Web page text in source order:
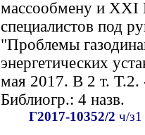
массообмену и ХХI
специалистов под
"Проблемы
энергетических
мая 2017. В 2 т.
Библиогр.: 4 назв.
Г2017-10352/2 ч/